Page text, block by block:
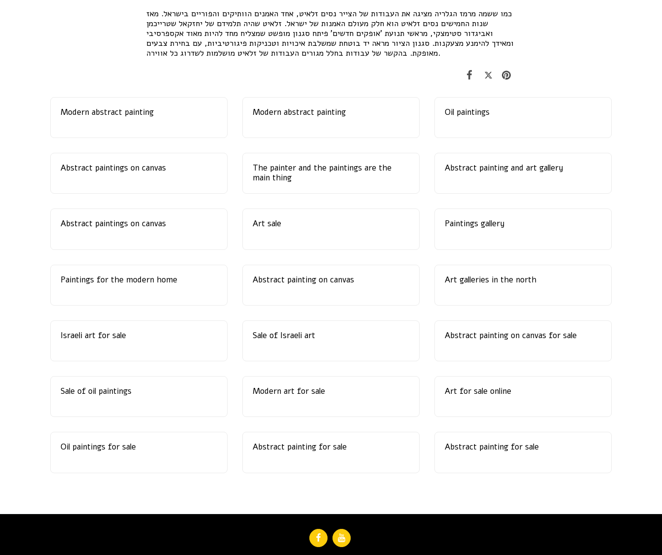
כמו ששמה מרמז הגלריה מציגה את העבודות של הצייר נסים זלאיט, אחד האמנים הוותיקים והפוריים בישראל. מאז
שנות החמישים נסים זלאיט הוא חלק מעולם האמנות של ישראל. זלאיט שהיה תלמידם של יחזקאל שטרייכמן
ואביגדור סטימצקי, מראשי תנועת 'אופקים חדשים' פיתח סגנון מופשט שמצליח מחד להיות מאוד אקספרסיבי
ומאידך להימנע מצעקנות. סגנון הציור מראה יד בוטחת שמשלבת איכויות וטכניקות פיגורטיביות, עם בחירת צבעים
מאופקת. בהקשר של עבודות בחלל מגורים העבודות של זלאיט מושלמות לשדרוג כל אווירה.
Modern abstract painting Modern abstract painting Oil paintings
Abstract paintings on canvas
The painter and the paintings are the
main thing
Abstract painting and art gallery
Abstract paintings on canvas Art sale Paintings gallery
Paintings for the modern home Abstract painting on canvas Art galleries in the north
Israeli art for sale Sale of Israeli art Abstract painting on canvas for sale
Sale of oil paintings Modern art for sale Art for sale online
Oil paintings for sale Abstract painting for sale Abstract painting for sale